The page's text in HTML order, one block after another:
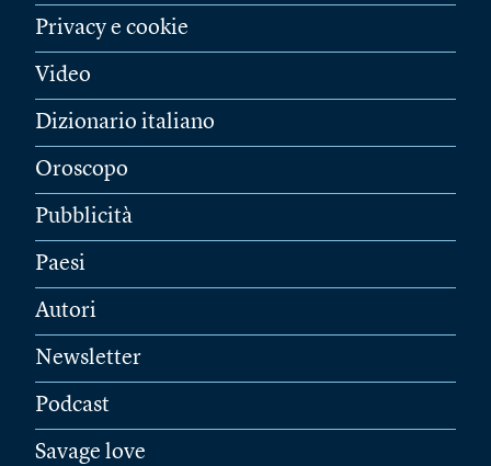
Privacy e cookie
Video
Dizionario italiano
Oroscopo
Pubblicità
Paesi
Autori
Newsletter
Podcast
Savage love